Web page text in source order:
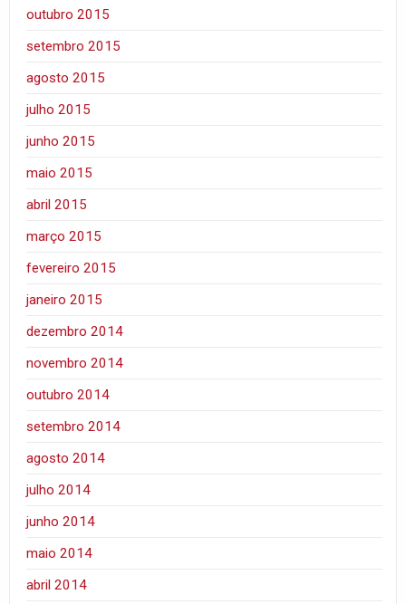
outubro 2015
setembro 2015
agosto 2015
julho 2015
junho 2015
maio 2015
abril 2015
março 2015
fevereiro 2015
janeiro 2015
dezembro 2014
novembro 2014
outubro 2014
setembro 2014
agosto 2014
julho 2014
junho 2014
maio 2014
abril 2014